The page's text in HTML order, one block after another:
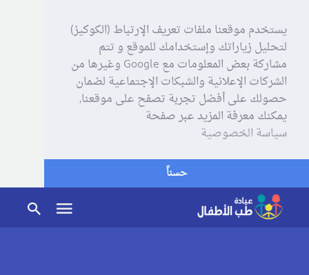
يستخدم موقعنا ملفات تعريف الإرتباط (الكوكيز)
لتحليل زياراتك وإستخدامك للموقع و تتم
مشاركة بعض المعلومات مع Google وغيرها من
الشركات الإعلانية والشبكات الإجتماعية لضمان
حصولك على أفضل تجربة تصفح على موقعنا,
يمكنك معرفة المزيد عبر صفحة
سياسة الخصوصية
حسناً